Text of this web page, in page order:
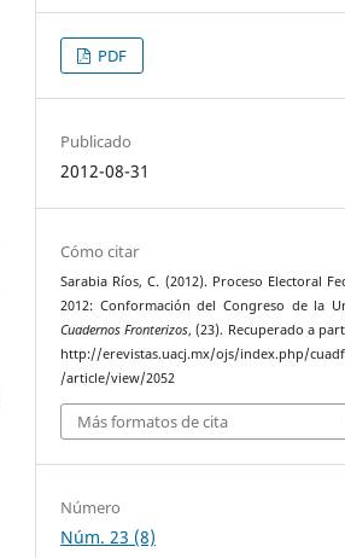
PDF
Publicado
2012-08-31
Cómo citar
Sarabia Ríos, C. (2012). Proceso Electoral
2012: Conformación del Congreso de la
Cuadernos Fronterizos, (23). Recuperado a
http://erevistas.uacj.mx/ojs/index.php/
/article/view/2052
Más formatos de cita
Número
Núm. 23 (8)